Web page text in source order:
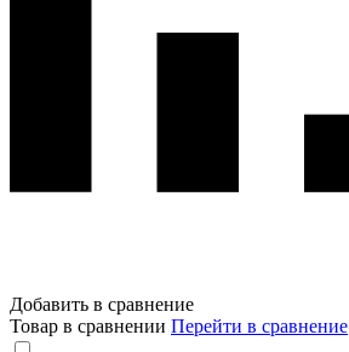
Добавить в сравнение
Товар в сравнении Перейти в сравнение